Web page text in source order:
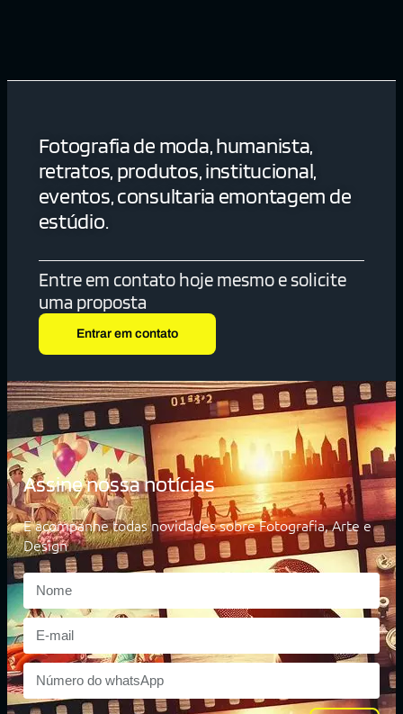
Fotografia de moda, humanista,
retratos, produtos, institucional,
eventos, consultaria emontagem de
estúdio.
Entre em contato hoje mesmo e solicite
uma proposta
Entrar em contato
Assine nossa notícias
E acompanhe todas novidades sobre Fotografia, Arte e
Design